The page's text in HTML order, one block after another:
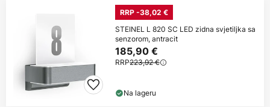
RRP -38,02 €
STEINEL L 820 SC LED zidna svjetiljka sa
senzorom, antracit
185,90 €
RRP223,92 €
Na lageru